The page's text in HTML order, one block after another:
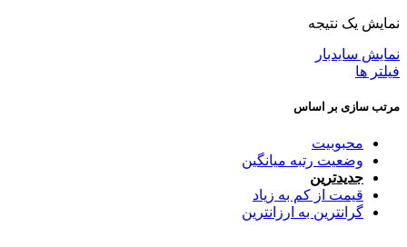
نمایش یک نتیجه
نمایش سایدبار
فیلتر ها
مرتب سازی بر اساس
محبوبیت
وضعیت رتبه میانگین
جدیدترین
قیمت از کم به زیاد
گرانترین به ارزانترین